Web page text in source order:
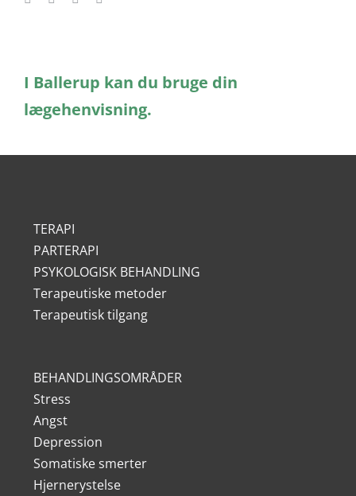
I Ballerup kan du bruge din
lægehenvisning.
TERAPI
PARTERAPI
PSYKOLOGISK BEHANDLING
Terapeutiske metoder
Terapeutisk tilgang
BEHANDLINGSOMRÅDER
Stress
Angst
Depression
Somatiske smerter
Hjernerystelse